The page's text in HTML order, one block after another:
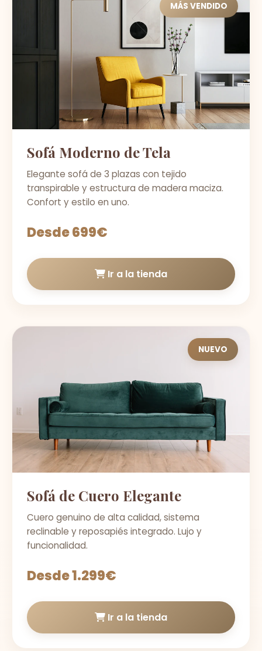
MÁS VENDIDO
Sofá Moderno de Tela
Elegante sofá de 3 plazas con tejido
transpirable y estructura de madera maciza.
Confort y estilo en uno.
Desde 699€
Ir a la tienda
NUEVO
Sofá de Cuero Elegante
Cuero genuino de alta calidad, sistema
reclinable y reposapiés integrado. Lujo y
funcionalidad.
Desde 1.299€
Ir a la tienda